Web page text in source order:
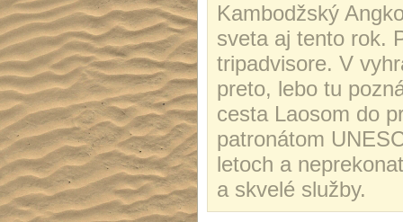
Kambodžský
sveta aj tento rok.
tripadvisore. V
preto, lebo tu
cesta Laosom do
patronátom
letoch a
a skvelé služby.